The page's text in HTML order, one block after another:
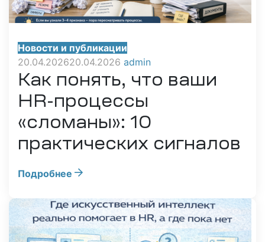
Новости и публикации
Как понять, что ваши
HR-процессы
«сломаны»: 10
практических сигналов
20.04.202620.04.2026 admin
Подробнее